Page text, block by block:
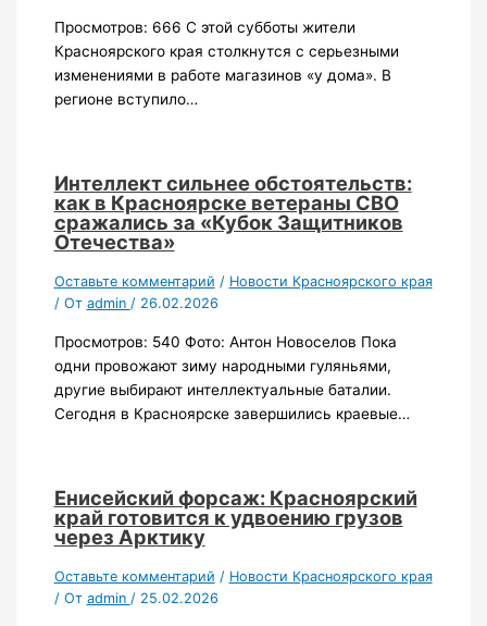
Просмотров: 666 С этой субботы жители
Красноярского края столкнутся с серьезными
изменениями в работе магазинов «у дома». В
регионе вступило…
Интеллект сильнее обстоятельств:
как в Красноярске ветераны СВО
сражались за «Кубок Защитников
Отечества»
Оставьте комментарий / Новости Красноярского края
/ От admin / 26.02.2026
Просмотров: 540 Фото: Антон Новоселов Пока
одни провожают зиму народными гуляньями,
другие выбирают интеллектуальные баталии.
Сегодня в Красноярске завершились краевые…
Енисейский форсаж: Красноярский
край готовится к удвоению грузов
через Арктику
Оставьте комментарий / Новости Красноярского края
/ От admin / 25.02.2026